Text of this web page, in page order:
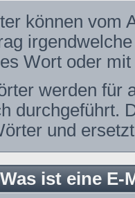
können vom
Wort oder
werden für
durchgeführt.
und
Was ist eine